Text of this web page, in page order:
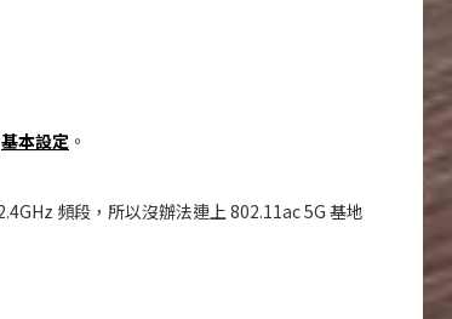
基本設定 。
頻段，所以沒辦法連上 802.11ac 5G 基地